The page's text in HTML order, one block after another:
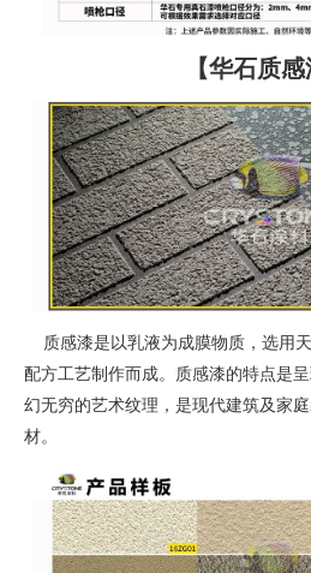
【华石质感
质感漆是以乳液为成膜物质，选用
配方工艺制作而成。质感漆的特点是
幻无穷的艺术纹理，是现代建筑及家
材。